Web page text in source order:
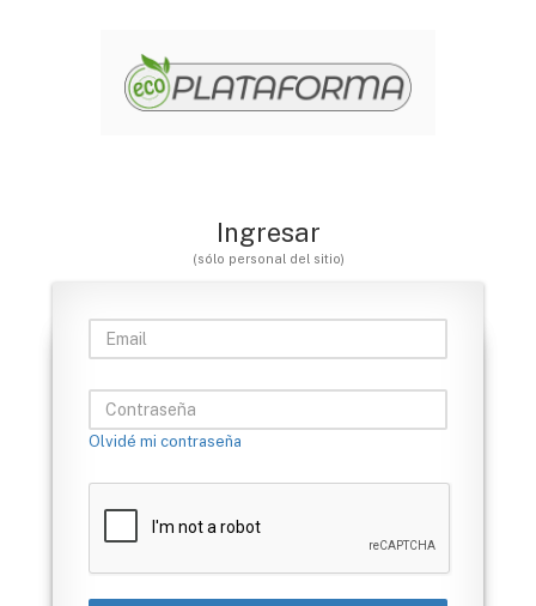
Ingresar
(sólo personal del sitio)
Olvidé mi contraseña